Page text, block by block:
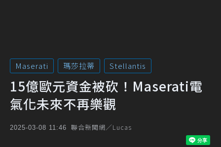
Maserati 瑪莎拉蒂 Stellantis
15億歐元資金被砍！Maserati電
氣化未來不再樂觀
2025-03-08 11:46 聯合新聞網／Lucas